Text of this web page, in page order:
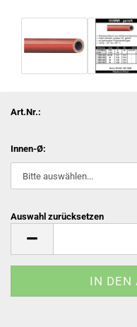
Art.Nr.:
Innen-Ø:
Auswahl zurücksetzen